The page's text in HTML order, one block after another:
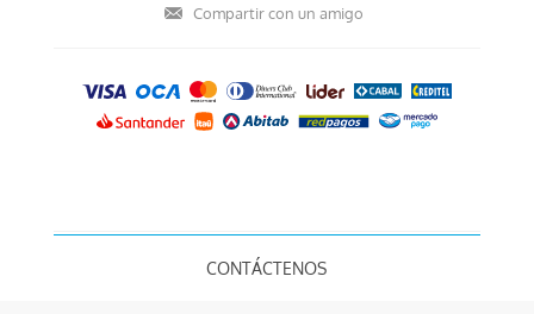
CONTÁCTENOS